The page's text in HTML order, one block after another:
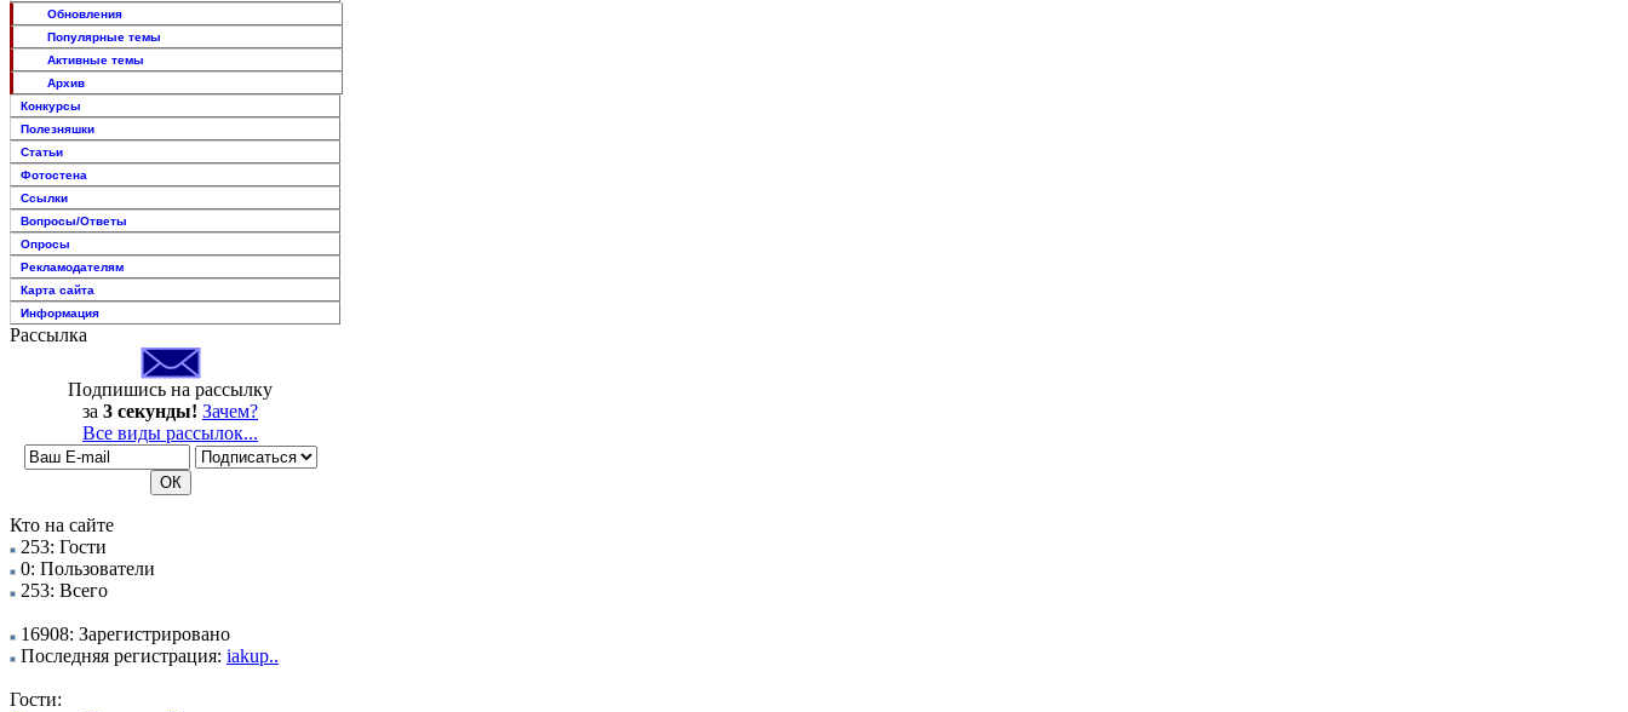
Обновления
Популярные темы
Активные темы
Архив
Конкурсы
Полезняшки
Статьи
Фотостена
Ссылки
Вопросы/Ответы
Опросы
Рекламодателям
Карта сайта
Информация
Рассылка
Подпишись на рассылку
за 3 секунды! Зачем?
Все виды рассылок...
Кто на сайте
253: Гости
0: Пользователи
253: Всего
16908: Зарегистрировано
Последняя регистрация: iakup..
Гости: